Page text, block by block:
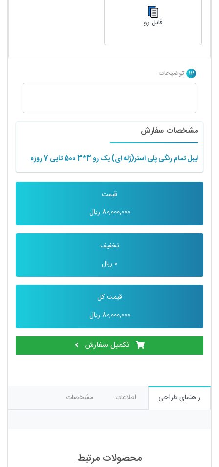
فایل رو
12 توضیحات
مشخصات سفارش
لیبل تمام رنگی پلی استر(ژله ای) یک رو 3*3 500 تایی 7 روزه
قیمت
80,000,000 ریال
تخفیف
0 ریال
قیمت کل
80,000,000 ریال
تکمیل سفارش
راهنمای طراحی اطلاعات مشخصات
محصولات مرتبط